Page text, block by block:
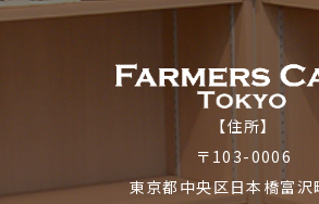
【住所】
〒103-0006
東京都中央区日本橋富